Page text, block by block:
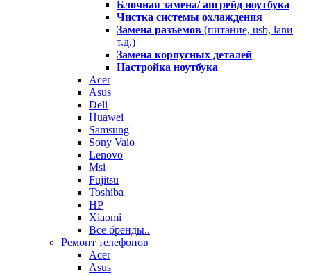
Блочная замена/ апгрейд ноутбука
Чистка системы охлаждения
Замена разъемов (питание, usb, lanи
т.д.)
Замена корпусных деталей
Настройка ноутбука
Acer
Asus
Dell
Huawei
Samsung
Sony Vaio
Lenovo
Msi
Fujitsu
Toshiba
HP
Xiaomi
Все бренды..
Ремонт телефонов
Acer
Asus